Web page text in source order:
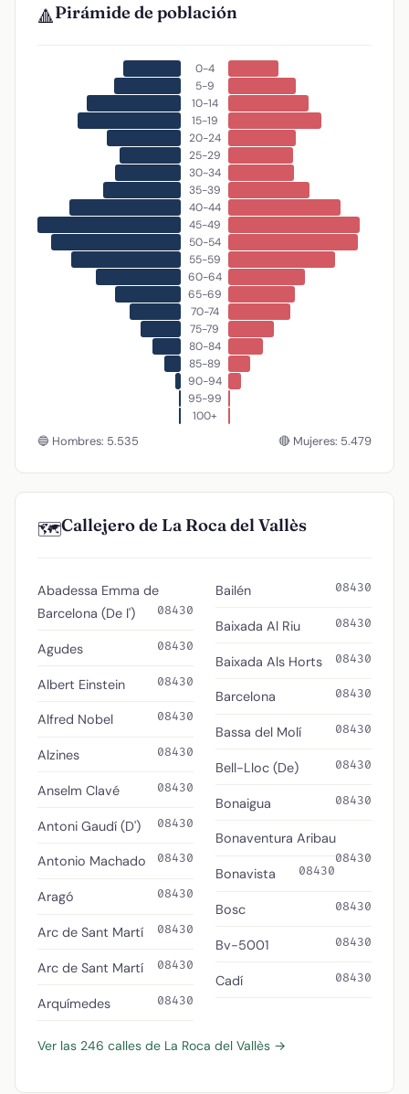
🔺Pirámide de población
0-4
5-9
10-14
15-19
20-24
25-29
30-34
35-39
40-44
45-49
50-54
55-59
60-64
65-69
70-74
75-79
80-84
85-89
90-94
95-99
100+
🔵 Hombres: 5.535 🔴 Mujeres: 5.479
🗺️Callejero de La Roca del Vallès
Abadessa Emma de
Barcelona (De l')
08430
Agudes 08430
Albert Einstein 08430
Alfred Nobel 08430
Alzines 08430
Anselm Clavé 08430
Antoni Gaudí (D') 08430
Antonio Machado 08430
Aragó 08430
Arc de Sant Martí 08430
Arc de Sant Martí 08430
Arquímedes 08430
Bailén 08430
Baixada Al Riu 08430
Baixada Als Horts 08430
Barcelona 08430
Bassa del Molí 08430
Bell-Lloc (De) 08430
Bonaigua 08430
Bonaventura Aribau
08430
Bonavista 08430
Bosc 08430
Bv-5001 08430
Cadí 08430
Ver las 246 calles de La Roca del Vallès →